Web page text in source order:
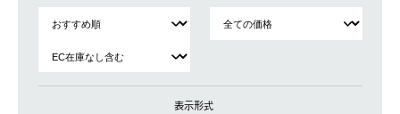
表示形式